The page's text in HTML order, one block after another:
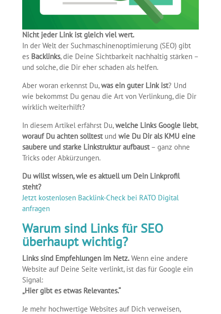
Nicht jeder Link ist gleich viel wert.
In der Welt der Suchmaschinenoptimierung (SEO) gibt
es Backlinks, die Deine Sichtbarkeit nachhaltig stärken –
und solche, die Dir eher schaden als helfen.
Aber woran erkennst Du,was ein guter Link ist? Und
wie bekommst Du genau die Art von Verlinkung, die Dir
wirklich weiterhilft?
In diesem Artikel erfährst Du,welche Links Google liebt,
worauf Du achten solltestund wie Du Dir als KMU eine
saubere und starke Linkstruktur aufbaust– ganz ohne
Tricks oder Abkürzungen.
Du willst wissen, wie es aktuell um Dein Linkprofil
steht?
Jetzt kostenlosen Backlink-Check bei RATO Digital
anfragen
Warum sind Links für SEO
überhaupt wichtig?
Links sind Empfehlungen im Netz.Wenn eine andere
Website auf Deine Seite verlinkt, ist das für Google ein
Signal:
„Hier gibt es etwas Relevantes.“
Je mehr hochwertige Websites auf Dich verweisen,